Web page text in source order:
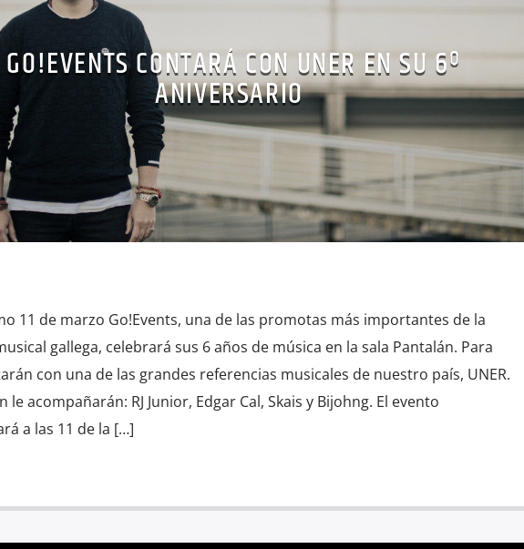
GO!EVENTS CONTARÁ CON UNER EN SU 6º
ANIVERSARIO
11 de marzo Go!Events, una de las promotas más importantes de la
gallega, celebrará sus 6 años de música en la sala Pantalán. Para
con una de las grandes referencias musicales de nuestro país, UNER.
le acompañarán: RJ Junior, Edgar Cal, Skais y Bijohng. El evento
a las 11 de la […]